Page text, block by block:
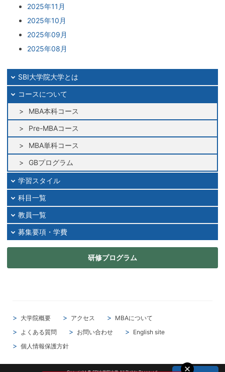
2025年11月
2025年10月
2025年09月
2025年08月
2025年06月
2025年05月
2025年04月
2025年03月
2025年02月
2025年01月
2024年12月
2024年11月
2024年10月
2024年09月
2024年08月
2024年07月
2024年06月
2024年01月
2023年12月
2023年11月
SBI大学院大学とは
コースについて
MBA本科コース
Pre-MBAコース
MBA単科コース
GBプログラム
学習スタイル
科目一覧
教員一覧
募集要項・学費
研修プログラム
大学院概要 アクセス
MBAについて
よくある質問
お問い合わせ
English site
個人情報保護方針